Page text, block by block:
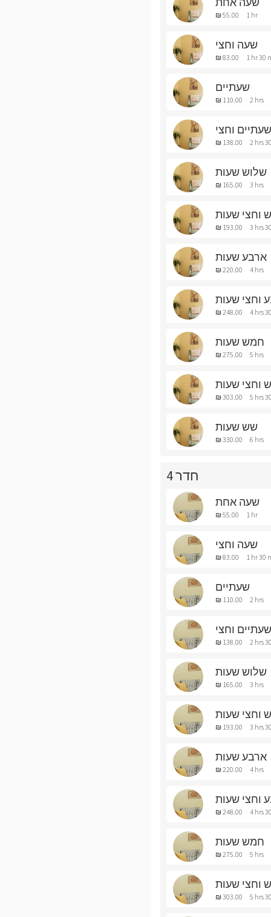
₪ 55.00 1 hr
שעה וחצי
₪ 83.00 1 hr 30
שעתיים
₪ 110.00 2 hrs
שעתיים וחצי
₪ 138.00 2 hrs
שלוש שעות
₪ 165.00 3 hrs
וחצי שעות
₪ 193.00 3 hrs
ארבע שעות
₪ 220.00 4 hrs
וחצי שעות
₪ 248.00 4 hrs
חמש שעות
₪ 275.00 5 hrs
וחצי שעות
₪ 303.00 5 hrs
שש שעות
₪ 330.00 6 hrs
חדר 4
שעה אחת
₪ 55.00 1 hr
שעה וחצי
₪ 83.00 1 hr 30
שעתיים
₪ 110.00 2 hrs
שעתיים וחצי
₪ 138.00 2 hrs
שלוש שעות
₪ 165.00 3 hrs
וחצי שעות
₪ 193.00 3 hrs
ארבע שעות
₪ 220.00 4 hrs
וחצי שעות
₪ 248.00 4 hrs
חמש שעות
₪ 275.00 5 hrs
וחצי שעות
₪ 303.00 5 hrs